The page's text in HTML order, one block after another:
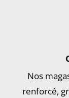
Nos
renforcé,